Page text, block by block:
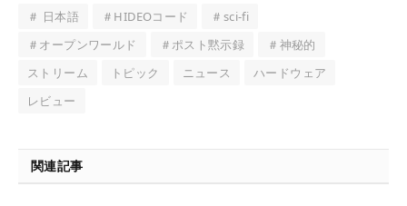
＃ 日本語 ＃HIDEOコード
＃sci-fi
＃オープンワールド
＃ポスト黙示録
＃神秘的
ストリーム
トピック ニュース
ハードウェア
レビュー
関連記事